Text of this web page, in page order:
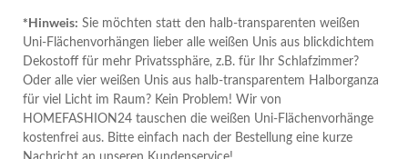
*Hinweis: Sie möchten statt den halb-transparenten weißen
Uni-Flächenvorhängen lieber alle weißen Unis aus blickdichtem
Dekostoff für mehr Privatssphäre, z.B. für Ihr Schlafzimmer?
Oder alle vier weißen Unis aus halb-transparentem Halborganza
für viel Licht im Raum? Kein Problem! Wir von
HOMEFASHION24 tauschen die weißen Uni-Flächenvorhänge
kostenfrei aus. Bitte einfach nach der Bestellung eine kurze